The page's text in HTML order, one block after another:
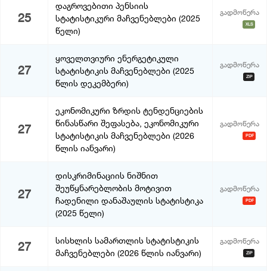
25
დაგროვებითი პენსიის
სტატისტიკური მაჩვენებლები (2025
წელი)
გადმოწერა
XLS
27
ყოველთვიური ენერგეტიკული
სტატისტიკის მაჩვენებლები (2025
წლის დეკემბერი)
გადმოწერა
ZIP
27
ეკონომიკური ზრდის ტენდენციების
წინასწარი შეფასება, ეკონომიკური
სტატისტიკის მაჩვენებლები (2026
წლის იანვარი)
გადმოწერა
PDF
27
დისკრიმინაციის ნიშნით
შეუწყნარებლობის მოტივით
ჩადენილი დანაშაულის სტატისტიკა
(2025 წელი)
გადმოწერა
PDF
27
სისხლის სამართლის სტატისტიკის
მაჩვენებლები (2026 წლის იანვარი)
გადმოწერა
ZIP